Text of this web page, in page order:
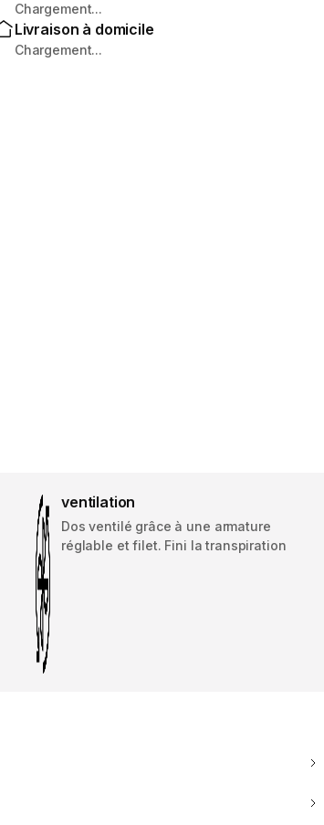
Chargement...
Livraison à domicile
Chargement...
ventilation
Dos ventilé grâce à une armature
réglable et filet. Fini la transpiration